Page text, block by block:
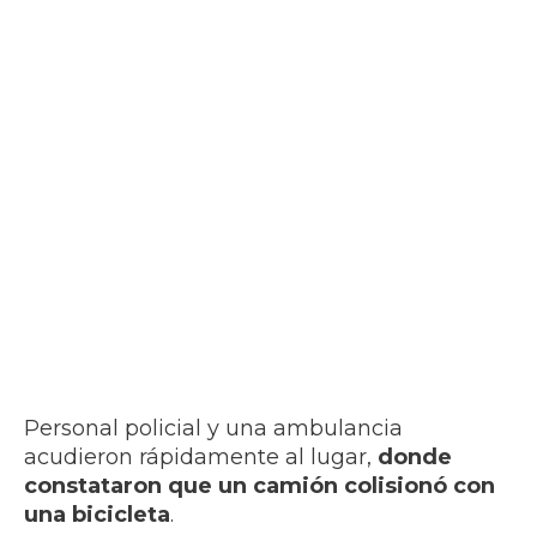
Personal policial y una ambulancia
acudieron rápidamente al lugar, donde
constataron que un camión colisionó con
una bicicleta.